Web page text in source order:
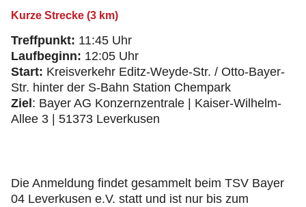
Kurze Strecke (3 km)
Treffpunkt: 11:45 Uhr
Laufbeginn: 12:05 Uhr
Start: Kreisverkehr Editz-Weyde-Str. / Otto-Bayer-
Str. hinter der S-Bahn Station Chempark
Ziel : Bayer AG Konzernzentrale | Kaiser-Wilhelm-
Allee 3 | 51373 Leverkusen
Die Anmeldung findet gesammelt beim TSV Bayer
04 Leverkusen e.V. statt und ist nur bis zum